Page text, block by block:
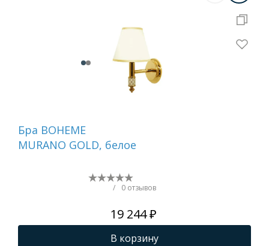
Бра BOHEME
MURANO GOLD, белое
/ 0 отзывов
19 244 ₽
В корзину